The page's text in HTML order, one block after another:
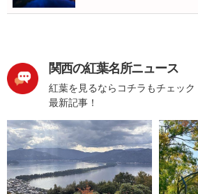
関西の紅葉名所ニュース
紅葉を見るならコチラもチェッ
最新記事！